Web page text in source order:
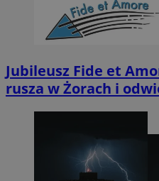
Jubileusz Fide et
rusza w Żorach i